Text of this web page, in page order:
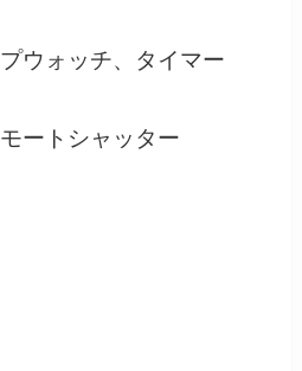
ウォッチ、タイマー
ートシャッター